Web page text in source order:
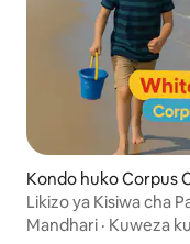
Kondo huko Corpus
Likizo ya Kisiwa cha
Mandhari · Kuweza